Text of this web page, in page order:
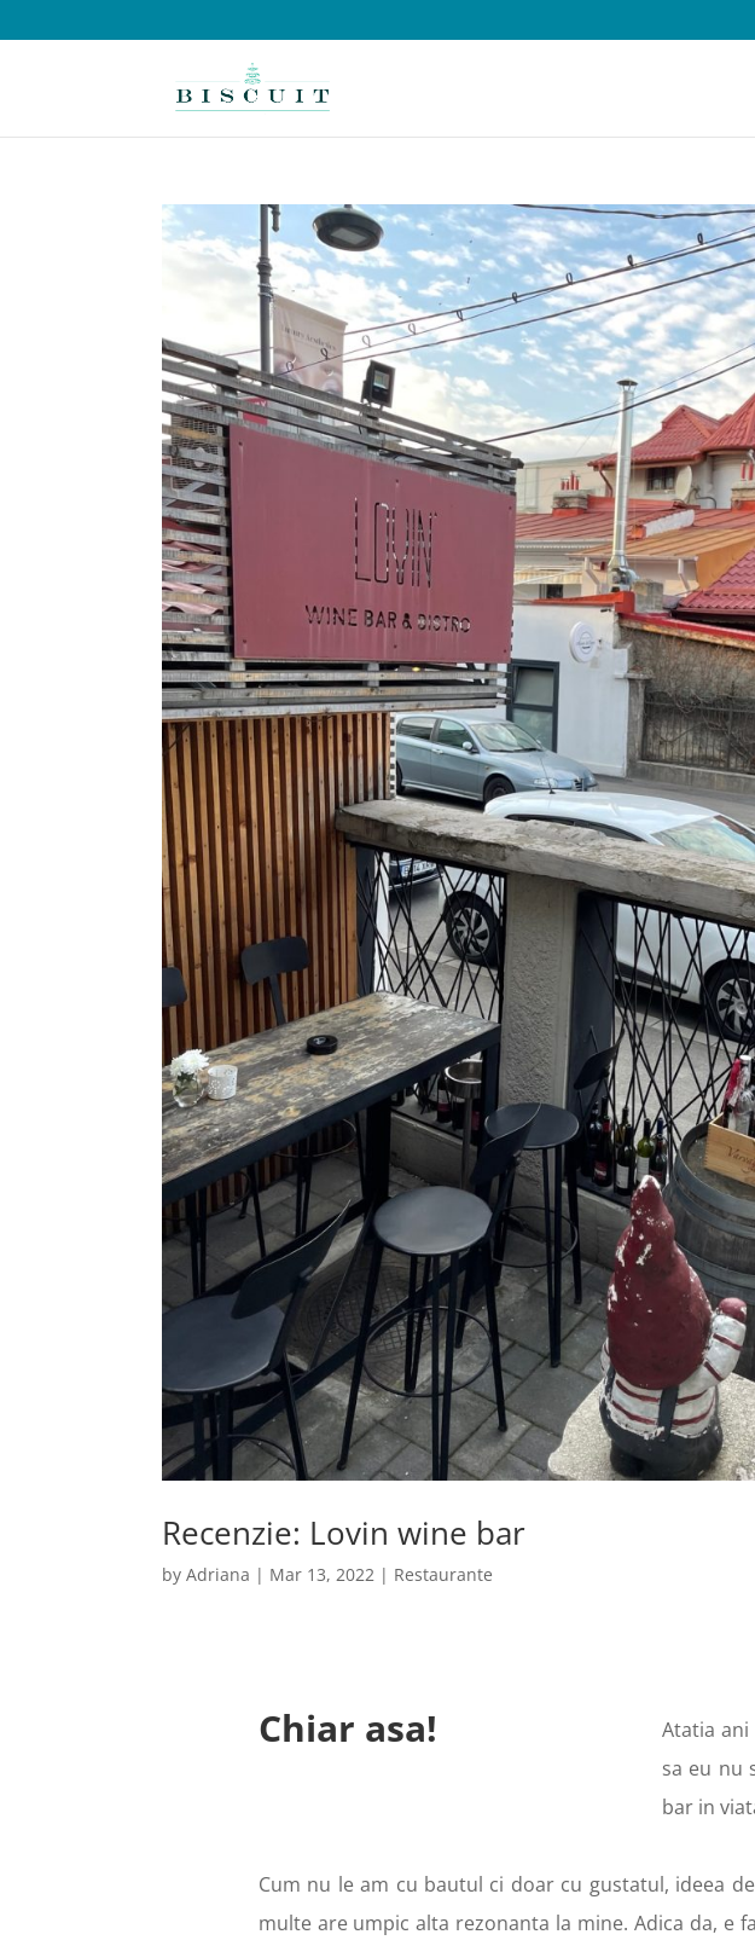
Recenzie: Lovin wine bar
byAdriana | Mar 13, 2022 | Restaurante
Chiar asa!
Atatia ani
sa eu nu
bar in
Cum nu le am cu bautul ci doar cu gustatul, ideea
multe are umpic alta rezonanta la mine. Adica da, e